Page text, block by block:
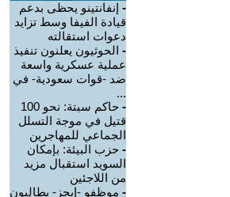
- إنفانتينو يحظى بدعم
قيادة الفيفا وسط تزايد
دعوات استقالته
- الحوثيون يعلنون تنفيذ
عملية عسكرية واسعة
ضد -قوات سعودية- في
...
-
حاكم سبتة: نحو 100
قتيل في موجة التسلل
الجماعي للمهاجرين
- حزب البيئة: بإمكان
السويد استقبال مزيد
من اللاجئين
- موظفو -إيجز- يطالبون